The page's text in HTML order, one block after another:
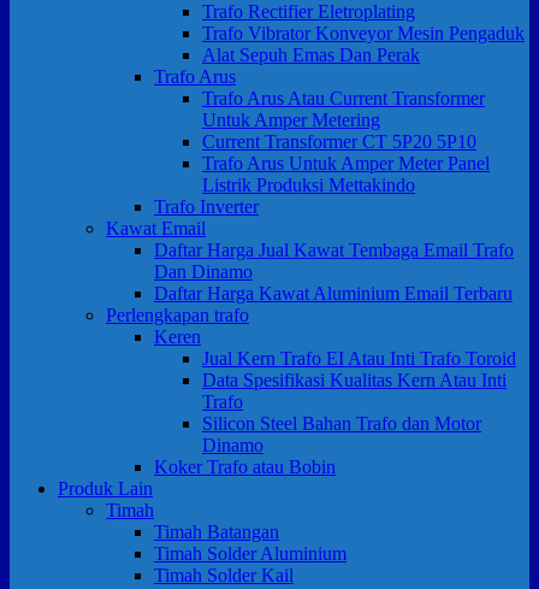
Trafo Rectifier Eletroplating
Trafo Vibrator Konveyor Mesin Pengaduk
Alat Sepuh Emas Dan Perak
Trafo Arus
Trafo Arus Atau Current Transformer
Untuk Amper Metering
Current Transformer CT 5P20 5P10
Trafo Arus Untuk Amper Meter Panel
Listrik Produksi Mettakindo
Trafo Inverter
Kawat Email
Daftar Harga Jual Kawat Tembaga Email Trafo
Dan Dinamo
Daftar Harga Kawat Aluminium Email Terbaru
Perlengkapan trafo
Keren
Jual Kern Trafo EI Atau Inti Trafo Toroid
Data Spesifikasi Kualitas Kern Atau Inti
Trafo
Silicon Steel Bahan Trafo dan Motor
Dinamo
Koker Trafo atau Bobin
Produk Lain
Timah
Timah Batangan
Timah Solder Aluminium
Timah Solder Kail